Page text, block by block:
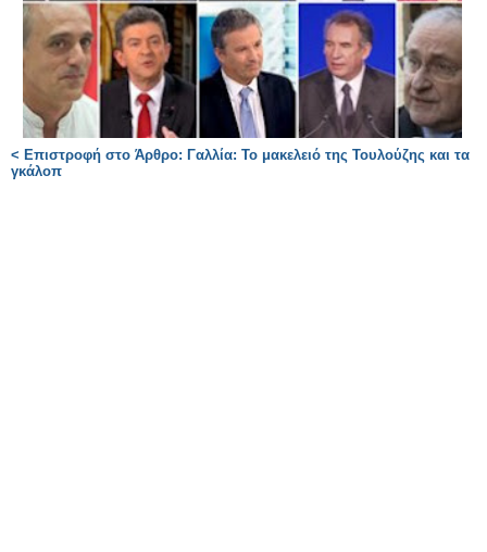
< Επιστροφή στο Άρθρο: Γαλλία: Το μακελειό της Τουλούζης και τα
γκάλοπ